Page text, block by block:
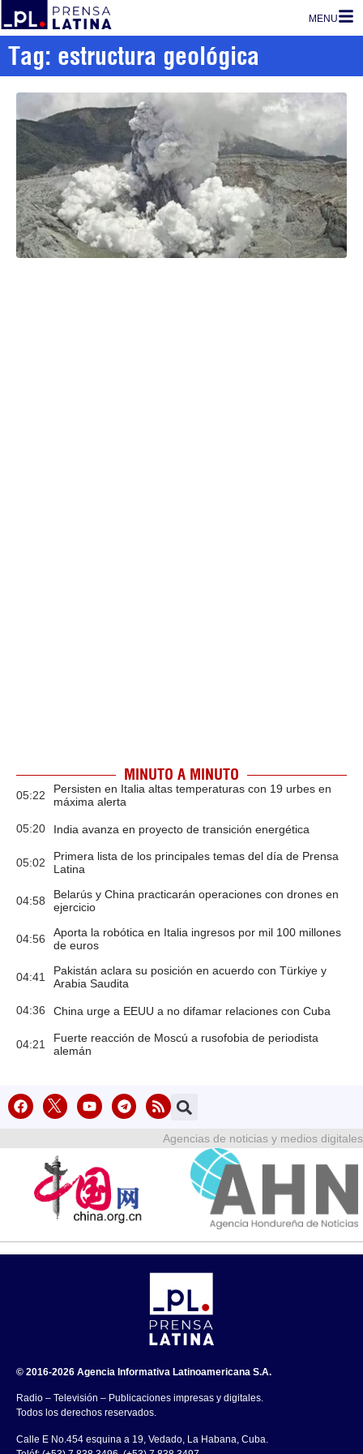
MENU
Tag: estructura geológica
MINUTO A MINUTO
05:22
Persisten en Italia altas temperaturas con 19 urbes en
máxima alerta
05:20 India avanza en proyecto de transición energética
05:02
Primera lista de los principales temas del día de Prensa
Latina
04:58
Belarús y China practicarán operaciones con drones en
ejercicio
04:56
Aporta la robótica en Italia ingresos por mil 100 millones
de euros
04:41
Pakistán aclara su posición en acuerdo con Türkiye y
Arabia Saudita
04:36 China urge a EEUU a no difamar relaciones con Cuba
04:21
Fuerte reacción de Moscú a rusofobia de periodista
alemán
Agencias de noticias y medios digitales
© 2016-2026 Agencia Informativa Latinoamericana S.A.
Radio – Televisión – Publicaciones impresas y digitales.
Todos los derechos reservados.
Calle E No.454 esquina a 19, Vedado, La Habana, Cuba.